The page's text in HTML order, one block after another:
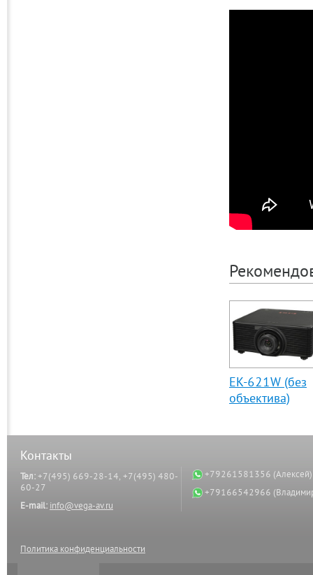
EK-621W (без
объектива)
Контакты
Тел:+7(495) 669-28-14, +7(495) 480-
60-27
E-mail: info@vega-av.ru
Политика конфиденциальности
+79261581356 (Алексей)
+79166542966